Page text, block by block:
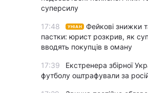
суперсилу
17:48 УНІАН
Фейкові знижки
пастки: юрист розкрив, як
вводять покупців в оману
17:39
Екстренера збірної
футболу оштрафували за